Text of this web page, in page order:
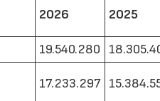
2026 2025
19.540.280
17.233.297